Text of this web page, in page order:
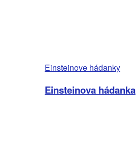
Einsteinove hádanky
Einsteinova hádanka